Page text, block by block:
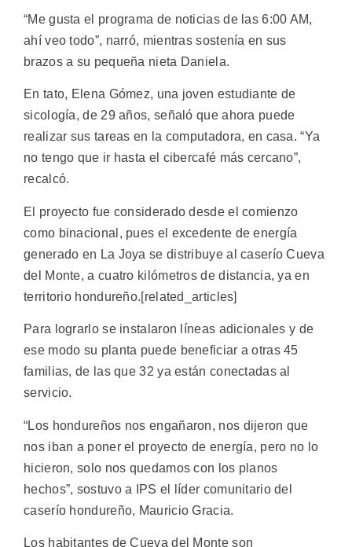
“Me gusta el programa de noticias de las 6:00 AM,
ahí veo todo”, narró, mientras sostenía en sus
brazos a su pequeña nieta Daniela.
En tato, Elena Gómez, una joven estudiante de
sicología, de 29 años, señaló que ahora puede
realizar sus tareas en la computadora, en casa. “Ya
no tengo que ir hasta el cibercafé más cercano”,
recalcó.
El proyecto fue considerado desde el comienzo
como binacional, pues el excedente de energía
generado en La Joya se distribuye al caserío Cueva
del Monte, a cuatro kilómetros de distancia, ya en
territorio hondureño.[related_articles]
Para lograrlo se instalaron líneas adicionales y de
ese modo su planta puede beneficiar a otras 45
familias, de las que 32 ya están conectadas al
servicio.
“Los hondureños nos engañaron, nos dijeron que
nos iban a poner el proyecto de energía, pero no lo
hicieron, solo nos quedamos con los planos
hechos”, sostuvo a IPS el líder comunitario del
caserío hondureño, Mauricio Gracia.
Los habitantes de Cueva del Monte son